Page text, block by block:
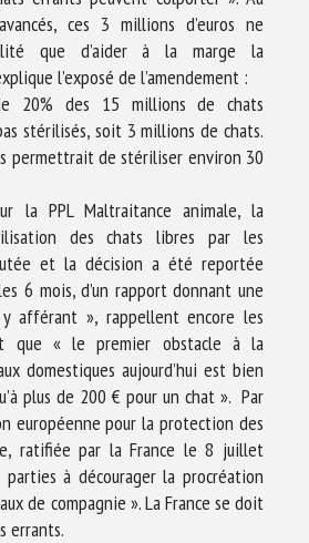
ces 3 millions d’euros ne
que d’aider à la marge la
l’exposé de l’amendement :
20% des 15 millions de chats
stérilisés, soit 3 millions de chats.
permettrait de stériliser environ 30
la PPL Maltraitance animale, la
des chats libres par les
et la décision a été reportée
6 mois, d’un rapport donnant une
afférant », rappellent encore les
que « le premier obstacle à la
domestiques aujourd’hui est bien
plus de 200 € pour un chat ». Par
européenne pour la protection des
ratifiée par la France le 8 juillet
à décourager la procréation
de compagnie ». La France se doit
errants.